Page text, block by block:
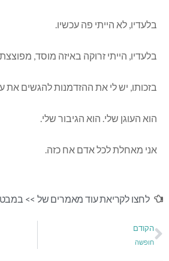
בלעדיו, לא הייתי פה עכשיו.
בלעדיו, הייתי זרוקה באיזה מוסד,
בזכותו, יש לי את ההזדמנות להגשים את
הוא העוגן שלי. הוא הגיבור שלי.
אני מאחלת לכל אדם אח כזה.
לחצו לקריאת עוד מאמרים של >> במבט
הקודם
חופשה